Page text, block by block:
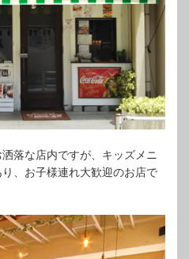
落な店内ですが、キッズメニ
、お子様連れ大歓迎のお店で